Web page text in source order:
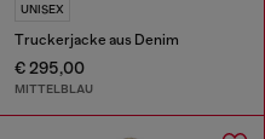
UNISEX
Truckerjacke aus Denim
€ 295,00
MITTELBLAU